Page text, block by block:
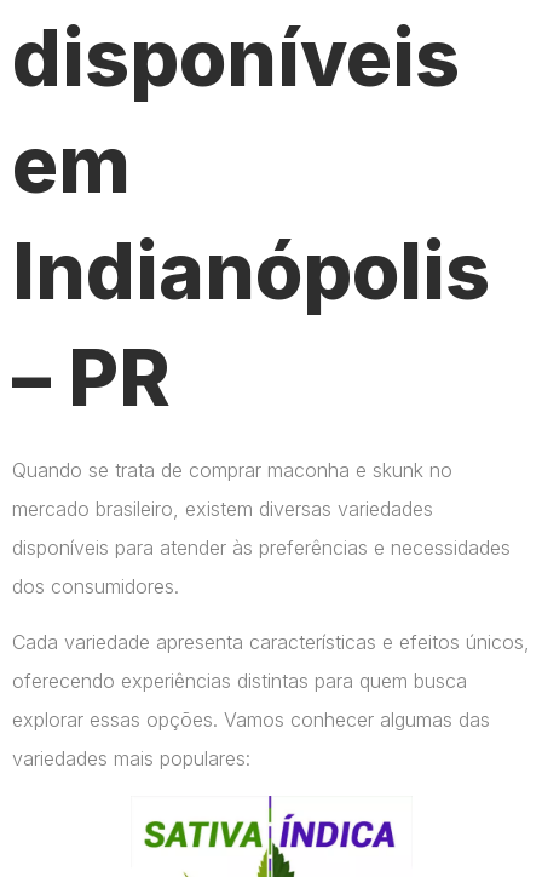
disponíveis
em
Indianópolis
– PR
Quando se trata de comprar maconha e skunk no
mercado brasileiro, existem diversas variedades
disponíveis para atender às preferências e necessidades
dos consumidores.
Cada variedade apresenta características e efeitos únicos,
oferecendo experiências distintas para quem busca
explorar essas opções. Vamos conhecer algumas das
variedades mais populares: